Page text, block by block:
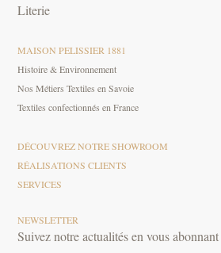
Literie
MAISON PELISSIER 1881
Histoire & Environnement
Nos Métiers Textiles en Savoie
Textiles confectionnés en France
DÉCOUVREZ NOTRE SHOWROOM
RÉALISATIONS CLIENTS
SERVICES
NEWSLETTER
Suivez notre actualités en vous abonnant